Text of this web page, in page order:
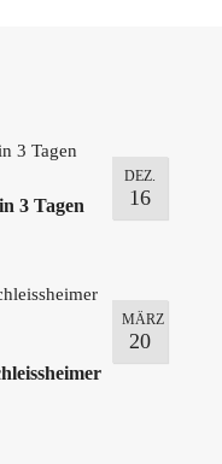
DEZ.
16
3 Tagen
MÄRZ
20